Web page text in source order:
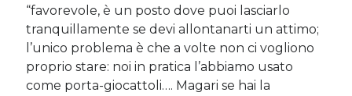
“favorevole, è un posto dove puoi lasciarlo
tranquillamente se devi allontanarti un attimo;
l’unico problema è che a volte non ci vogliono
proprio stare: noi in pratica l’abbiamo usato
come porta-giocattoli…. Magari se hai la